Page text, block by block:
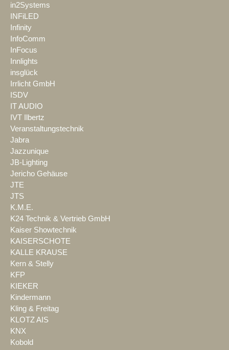
in2Systems
INFiLED
Infinity
InfoComm
InFocus
Innlights
insglück
Irrlicht GmbH
ISDV
IT AUDIO
IVT Ilbertz
Veranstaltungstechnik
Jabra
Jazzunique
JB-Lighting
Jericho Gehäuse
JTE
JTS
K.M.E.
K24 Technik & Vertrieb GmbH
Kaiser Showtechnik
KAISERSCHOTE
KALLE KRAUSE
Kern & Stelly
KFP
KIEKER
Kindermann
Kling & Freitag
KLOTZ AIS
KNX
Kobold